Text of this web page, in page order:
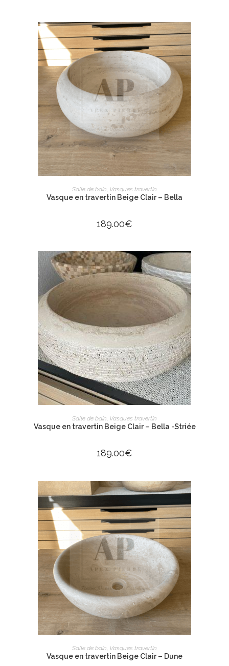
AJOUTER AU PANIER
Salle de bain Vasques travertin
Vasque en travertin Beige Clair – Bella
189.00€
AJOUTER AU PANIER
Salle de bain, Vasques travertin
Vasque en travertin Beige Clair – Bella -Striée
189.00€
AJOUTER AU PANIER
Salle de bain Vasques travertin
Vasque en travertin Beige Clair – Dune